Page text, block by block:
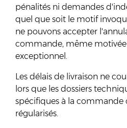
pénalités ni demandes
quel que soit le motif
ne pouvons accepter
commande, même
exceptionnel.
Les délais de livraison ne
lors que les dossiers
spécifiques à la
régularisés.